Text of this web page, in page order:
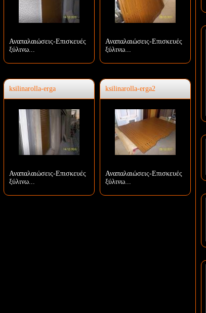
Αναπαλαιώσεις-Επισκευές
ξύλινω...
Αναπαλαιώσεις-Επισκευές
ξύλινω...
ksilinarolla-erga
Αναπαλαιώσεις-Επισκευές
ξύλινω...
ksilinarolla-erga2
Αναπαλαιώσεις-Επισκευές
ξύλινω...